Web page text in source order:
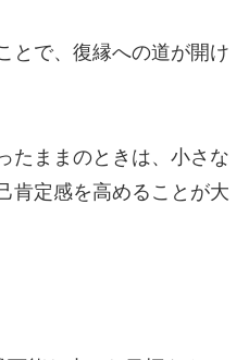
とで、復縁への道が開け
たままのときは、小さな
肯定感を高めることが大